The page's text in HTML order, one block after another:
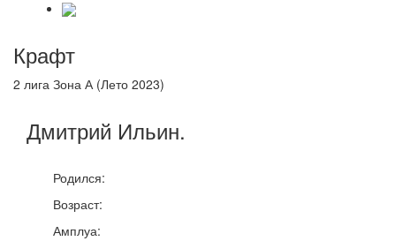
Крафт
2 лига Зона А (Лето 2023)
Дмитрий Ильин.
Родился:
Возраст:
Амплуа: